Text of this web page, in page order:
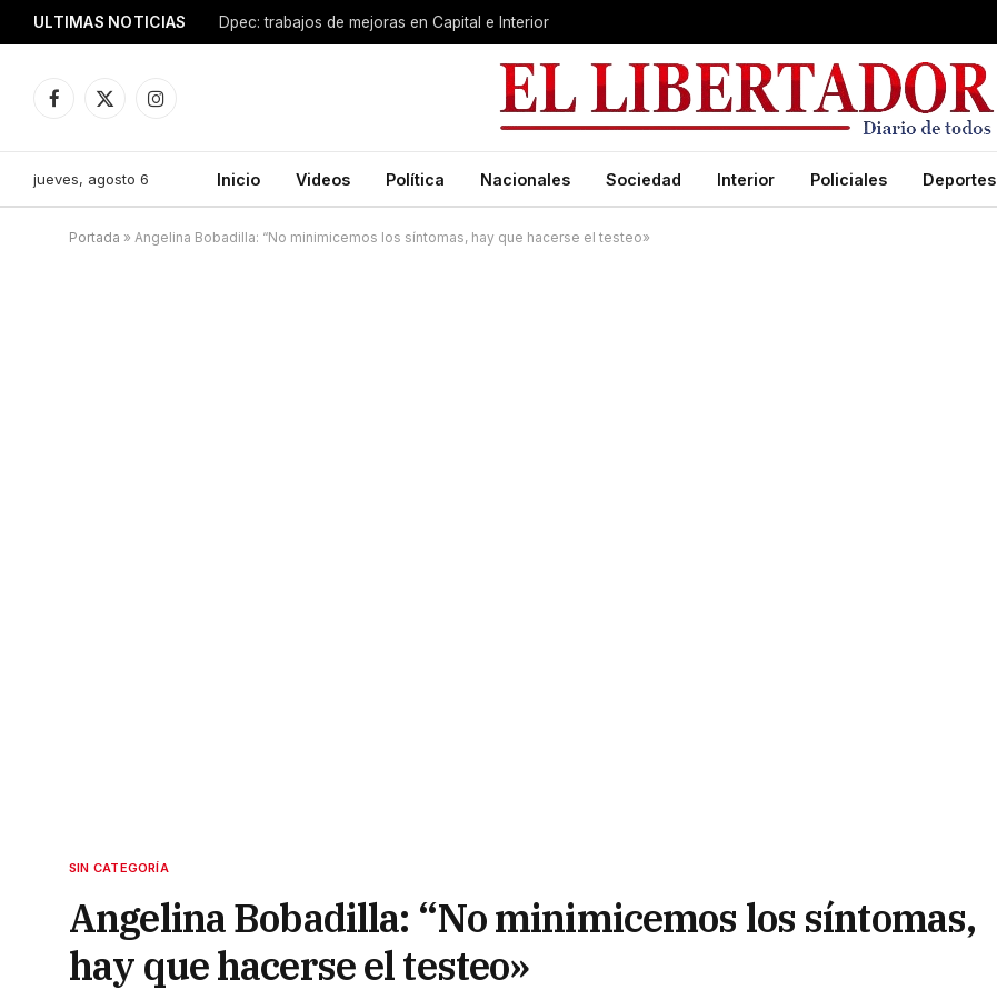
ULTIMAS NOTICIAS Dpec: trabajos de mejoras en Capital e Interior
Facebook
X
Instagram
jueves, agosto 6 Inicio Videos Política Nacionales Sociedad Interior Policiales Deportes
Portada » Angelina Bobadilla: “No minimicemos los síntomas, hay que hacerse el testeo»
SIN CATEGORÍA
Angelina Bobadilla: “No minimicemos los síntomas,
hay que hacerse el testeo»